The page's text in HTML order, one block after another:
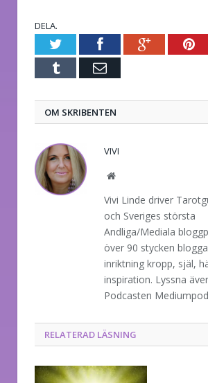
DELA.
TwitterFacebookGoogle+
Tumblr E-
OM SKRIBENTEN
VIVI
Website
Vivi Linde driver
och Sveriges största
Andliga/Mediala
över 90 stycken
inriktning kropp, själ,
inspiration. Lyssna
Podcasten
RELATERAD LÄSNING